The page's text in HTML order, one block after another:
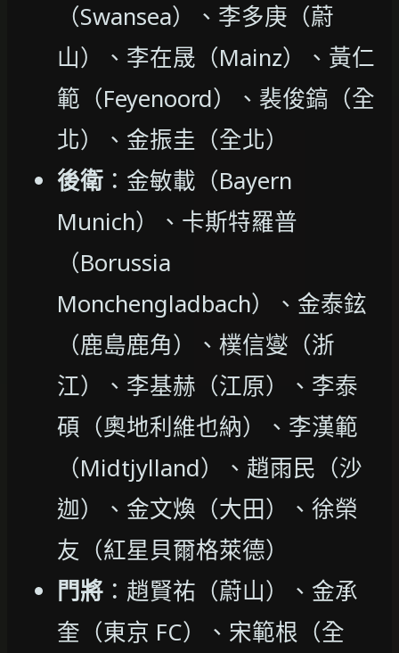
（Swansea）、李多庚（蔚
山）、李在晟（Mainz）、黃仁
範（Feyenoord）、裴俊鎬（全
北）、金振圭（全北）
後衛 ：金敏載（Bayern
Munich）、卡斯特羅普
（Borussia
Monchengladbach）、金泰鉉
（鹿島鹿角）、樸信燮（浙
江）、李基赫（江原）、李泰
碩（奧地利維也納）、李漢範
（Midtjylland）、趙雨民（沙
迦）、金文煥（大田）、徐榮
友（紅星貝爾格萊德）
門將 ：趙賢祐（蔚山）、金承
奎（東京 FC）、宋範根（全